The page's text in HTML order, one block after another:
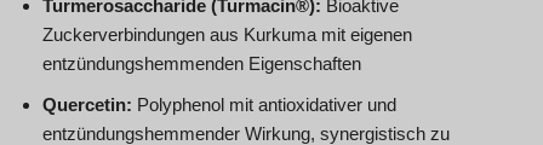
Turmerosaccharide (Turmacin®): Bioaktive
Zuckerverbindungen aus Kurkuma mit eigenen
entzündungshemmenden Eigenschaften
Quercetin: Polyphenol mit antioxidativer und
entzündungshemmender Wirkung, synergistisch zu